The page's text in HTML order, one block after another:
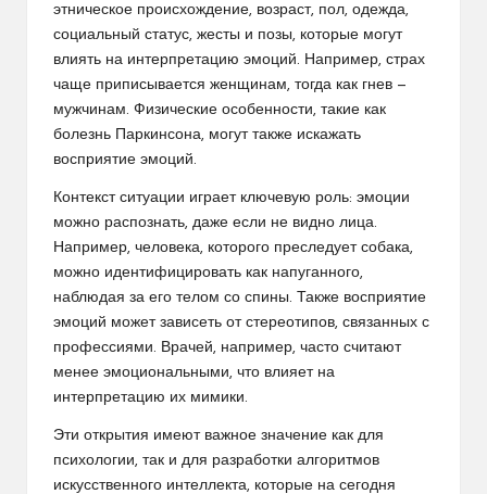
этническое происхождение, возраст, пол, одежда,
социальный статус, жесты и позы, которые могут
влиять на интерпретацию эмоций. Например, страх
чаще приписывается женщинам, тогда как гнев —
мужчинам. Физические особенности, такие как
болезнь Паркинсона, могут также искажать
восприятие эмоций.
Контекст ситуации играет ключевую роль: эмоции
можно распознать, даже если не видно лица.
Например, человека, которого преследует собака,
можно идентифицировать как напуганного,
наблюдая за его телом со спины. Также восприятие
эмоций может зависеть от стереотипов, связанных с
профессиями. Врачей, например, часто считают
менее эмоциональными, что влияет на
интерпретацию их мимики.
Эти открытия имеют важное значение как для
психологии, так и для разработки алгоритмов
искусственного интеллекта, которые на сегодня